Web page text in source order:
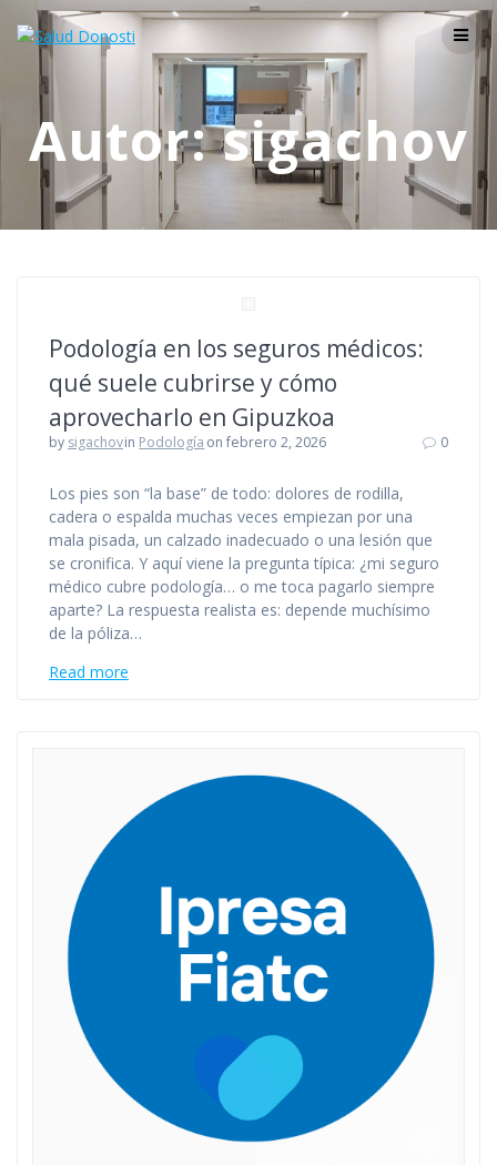
Skip
content
Autor:sigachov
Podología en los seguros médicos:
qué suele cubrirse y cómo
aprovecharlo en Gipuzkoa
by sigachovin Podología on febrero 2, 2026 0
Los pies son “la base” de todo: dolores de rodilla,
cadera o espalda muchas veces empiezan por una
mala pisada, un calzado inadecuado o una lesión que
se cronifica. Y aquí viene la pregunta típica: ¿mi seguro
médico cubre podología… o me toca pagarlo siempre
aparte? La respuesta realista es: depende muchísimo
de la póliza…
Read more